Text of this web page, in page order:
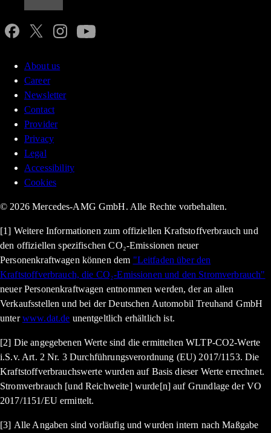
About us
Career
Newsletter
Contact
Provider
Privacy
Legal
Accessibility
Cookies
© 2026 Mercedes-AMG GmbH. Alle Rechte vorbehalten.
[1] Weitere Informationen zum offiziellen Kraftstoffverbrauch und
den offiziellen spezifischen CO₂-Emissionen neuer
Personenkraftwagen können dem "Leitfaden über den
Kraftstoffverbrauch, die CO₂-Emissionen und den Stromverbrauch"
neuer Personenkraftwagen entnommen werden, der an allen
Verkaufsstellen und bei der Deutschen Automobil Treuhand GmbH
unterwww.dat.de unentgeltlich erhältlich ist.
[2] Die angegebenen Werte sind die ermittelten WLTP-CO2-Werte
i.S.v. Art. 2 Nr. 3 Durchführungsverordnung (EU) 2017/1153. Die
Kraftstoffverbrauchswerte wurden auf Basis dieser Werte errechnet.
Stromverbrauch [und Reichweite] wurde[n] auf Grundlage der VO
2017/1151/EU ermittelt.
[3] Alle Angaben sind vorläufig und wurden intern nach Maßgabe